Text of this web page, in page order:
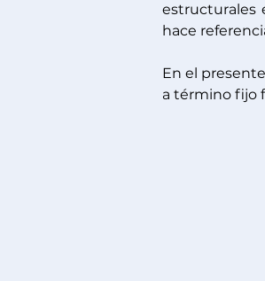
estructurales
hace
En el
a término fijo